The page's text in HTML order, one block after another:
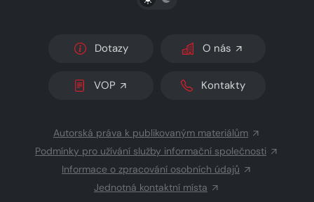
Dotazy O nás
VOP Kontakty
Autorská práva k publikovaným materiálům
Podmínky pro užívání služby informační společnosti
Informace o zpracování osobních údajů
Jednotná kontaktní místa